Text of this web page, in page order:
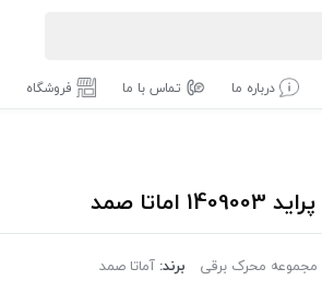
درباره ما تماس با ما فروشگاه
مجموعه محرک برقی برند: آماتا صمد